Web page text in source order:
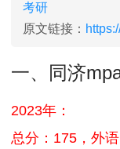
院校库
MPAcc会计专硕
院校库
考试真题
报考经
考研
原文链接：
一、同济
2023年：
总分：175，外